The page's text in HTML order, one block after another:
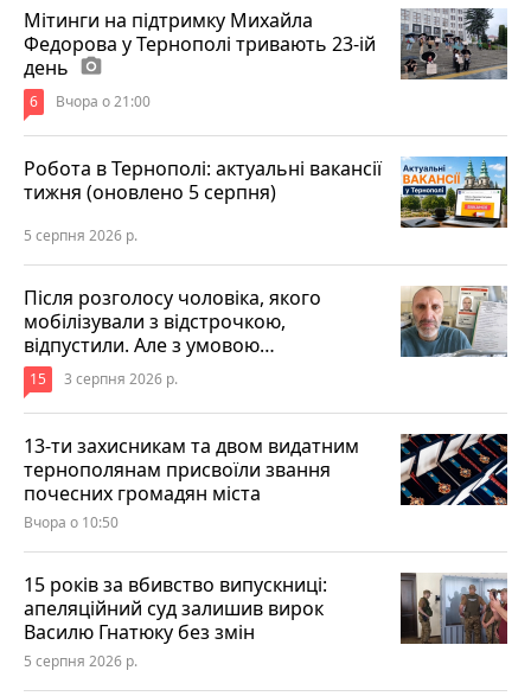
Мітинги на підтримку Михайла
Федорова у Тернополі тривають 23-ій
день photo_camera
6 Вчора о 21:00
Робота в Тернополі: актуальні вакансії
тижня (оновлено 5 серпня)
5 серпня 2026 р.
Після розголосу чоловіка, якого
мобілізували з відстрочкою,
відпустили. Але з умовою…
15 3 серпня 2026 р.
13-ти захисникам та двом видатним
тернополянам присвоїли звання
почесних громадян міста
Вчора о 10:50
15 років за вбивство випускниці:
апеляційний суд залишив вирок
Василю Гнатюку без змін
5 серпня 2026 р.